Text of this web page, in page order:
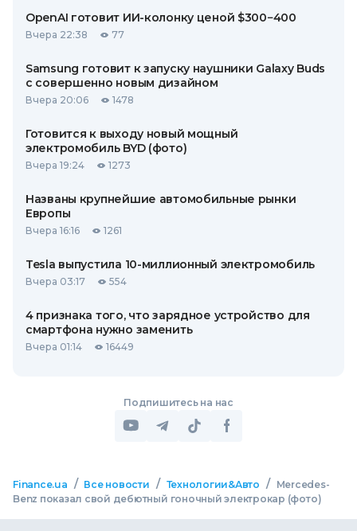
OpenAI готовит ИИ-колонку ценой $300−400
Вчера 22:38 77
Samsung готовит к запуску наушники Galaxy Buds
с совершенно новым дизайном
Вчера 20:06 1478
Готовится к выходу новый мощный
электромобиль BYD (фото)
Вчера 19:24 1273
Названы крупнейшие автомобильные рынки
Европы
Вчера 16:16 1261
Tesla выпустила 10-миллионный электромобиль
Вчера 03:17 554
4 признака того, что зарядное устройство для
смартфона нужно заменить
Вчера 01:14 16449
Подпишитесь на нас
Finance.ua / Все новости / Технологии&Авто /
Мercedes-
Benz показал свой дебютный гоночный электрокар (фото)